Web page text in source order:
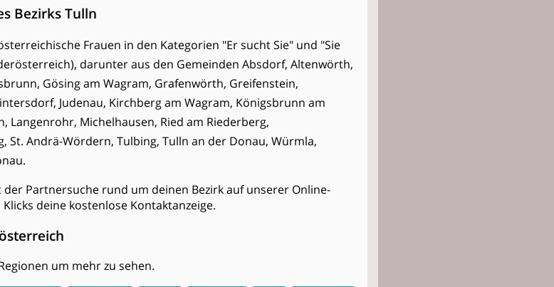
Bezirks Tulln
Frauen in den Kategorien "Er sucht Sie" und "Sie
darunter aus den Gemeinden Absdorf, Altenwörth,
Gösing am Wagram, Grafenwörth, Greifenstein,
Judenau, Kirchberg am Wagram, Königsbrunn am
Langenrohr, Michelhausen, Ried am Riederberg,
St. Andrä-Wördern, Tulbing, Tulln an der Donau, Würmla,
Partnersuche rund um deinen Bezirk auf unserer Online-
deine kostenlose Kontaktanzeige.
um mehr zu sehen.